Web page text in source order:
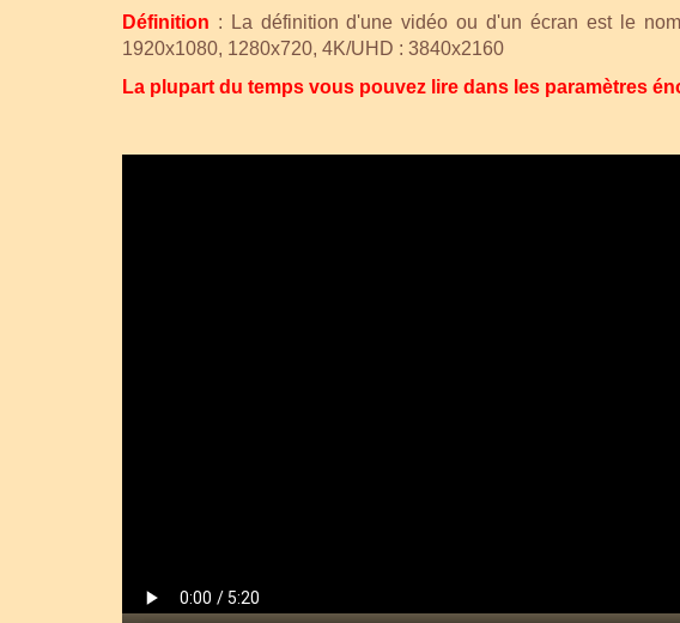
Définition :
La définition d'une vidéo ou d'un écran est le
1920x1080, 1280x720, 4K/UHD : 3840x2160
La plupart du temps vous pouvez lire dans les paramètres